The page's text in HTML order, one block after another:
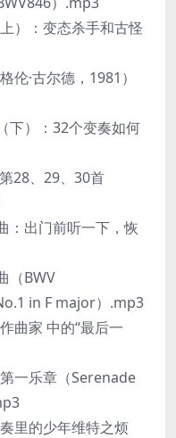
：变态杀手和古怪
·古尔德，1981）
）：32个变奏如何
28、29、30首
出门前听一下，恢
（BWV
in F major）.mp3
家 中的“最后一
一乐章（Serenade
里的少年维特之烦